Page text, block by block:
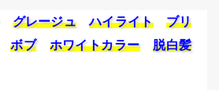
グレージュ ハイライト
ブリ
ボブ ホワイトカラー
脱白髪